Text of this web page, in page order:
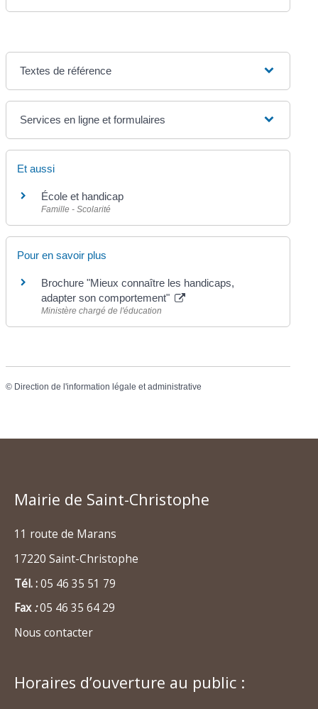
Textes de référence
Services en ligne et formulaires
Et aussi
École et handicap
Famille - Scolarité
Pour en savoir plus
Brochure "Mieux connaître les handicaps,
adapter son comportement"
Ministère chargé de l'éducation
© Direction de l'information légale et administrative
Mairie de Saint-Christophe
11 route de Marans
17220 Saint-Christophe
Tél. :05 46 35 51 79
Fax:05 46 35 64 29
Nous contacter
Horaires d’ouverture au public :